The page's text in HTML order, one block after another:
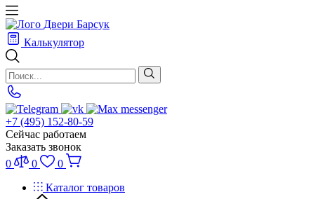
Калькулятор
+7 (495) 152-80-59
Сейчас работаем
Заказать звонок
0
0
0
Каталог товаров